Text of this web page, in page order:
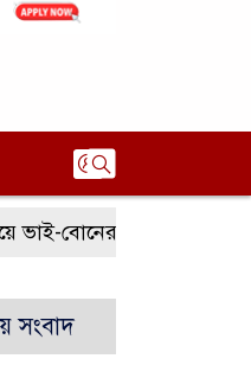
ভাই-বোনের বিরোধ, হুমকির
সংবাদ